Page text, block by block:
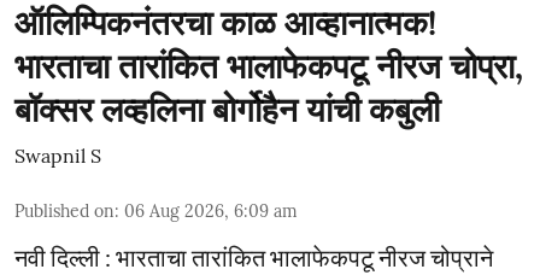
ऑलिम्पिकनंतरचा काळ आव्हानात्मक!
भारताचा तारांकित भालाफेकपटू नीरज चोप्रा,
बॉक्सर लव्हलिना बोर्गोहैन यांची कबुली
Swapnil S
Published on: 06 Aug 2026, 6:09 am
नवी दिल्ली : भारताचा तारांकित भालाफेकपटू नीरज चोप्राने